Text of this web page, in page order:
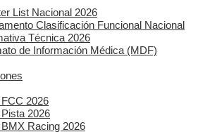
List Nacional 2026
Clasificación Funcional Nacional
Técnica 2026
de Información Médica (MDF)
2026
2026
Racing 2026